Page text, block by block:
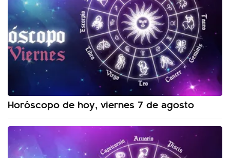
Horóscopo de hoy, viernes 7 de agosto